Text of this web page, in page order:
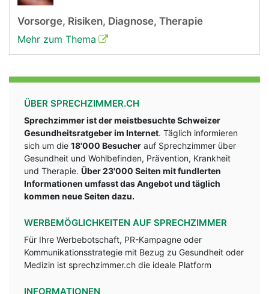
Vorsorge, Risiken, Diagnose, Therapie
Mehr zum Thema
ÜBER SPRECHZIMMER.CH
Sprechzimmer ist der meistbesuchte Schweizer
Gesundheitsratgeber im Internet. Täglich informieren
sich um die 18'000 Besucher auf Sprechzimmer über
Gesundheit und Wohlbefinden, Prävention, Krankheit
und Therapie. Über 23'000 Seiten mit fundlerten
Informationen umfasst das Angebot und täglich
kommen neue Seiten dazu.
WERBEMÖGLICHKEITEN AUF SPRECHZIMMER
Für Ihre Werbebotschaft, PR-Kampagne oder
Kommunikationsstrategie mit Bezug zu Gesundheit oder
Medizin ist sprechzimmer.ch die ideale Platform
INFORMATIONEN